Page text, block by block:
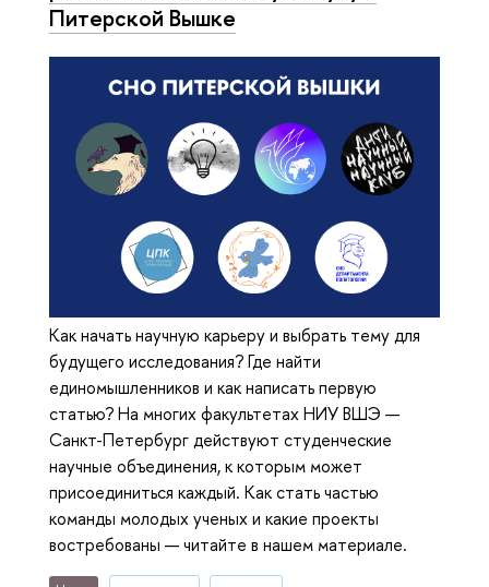
Питерской Вышке
Как начать научную карьеру и выбрать тему для
будущего исследования? Где найти
единомышленников и как написать первую
статью? На многих факультетах НИУ ВШЭ —
Санкт-Петербург действуют студенческие
научные объединения, к которым может
присоединиться каждый. Как стать частью
команды молодых ученых и какие проекты
востребованы — читайте в нашем материале.